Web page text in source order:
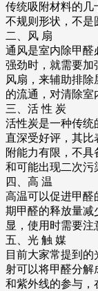
传统吸附材料的几
不规则形状，不是
二、风 扇
通风是室内除甲醛
强劲时，就需要加
风扇，来辅助排
的流通，对清除室
三、活 性 炭
活性炭是一种传统
直深受好评，其比
附能力有限，不
和可能出现二次污
四、高 温
高温可以促进甲醛
期甲醛的释放量减
显，使用时需要注
五、光 触 媒
目前大家常提到
射可以将甲醛分解
和紫外线的参与，